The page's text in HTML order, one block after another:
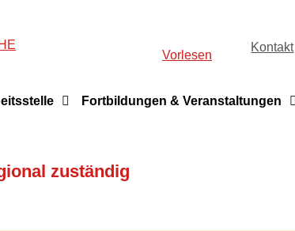
Vorlesen
Kontakt
Fortbildungen & Veranstaltungen
zuständig